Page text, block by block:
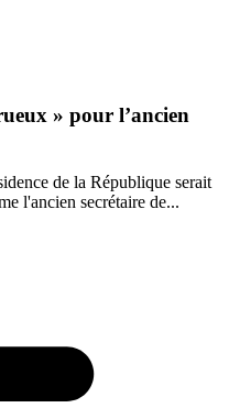
» pour l’ancien
de la République serait
l'ancien secrétaire de...